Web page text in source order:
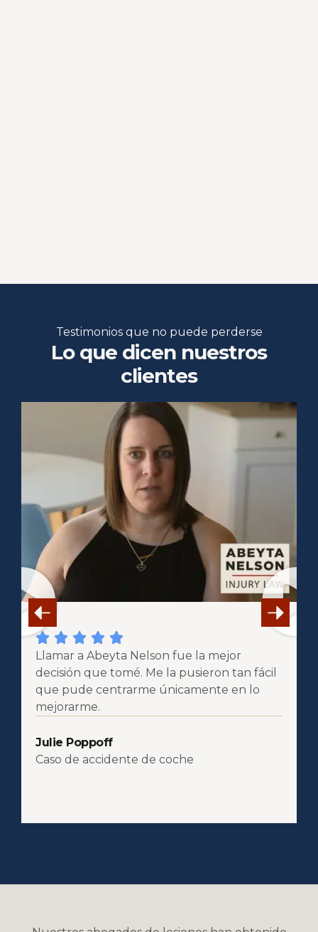
Testimonios que no puede perderse
Lo que dicen nuestros
clientes
Llamar a Abeyta Nelson fue la mejor
decisión que tomé. Me la pusieron tan fácil
que pude centrarme únicamente en lo
mejorarme.
Julie Poppoff
Caso de accidente de coche